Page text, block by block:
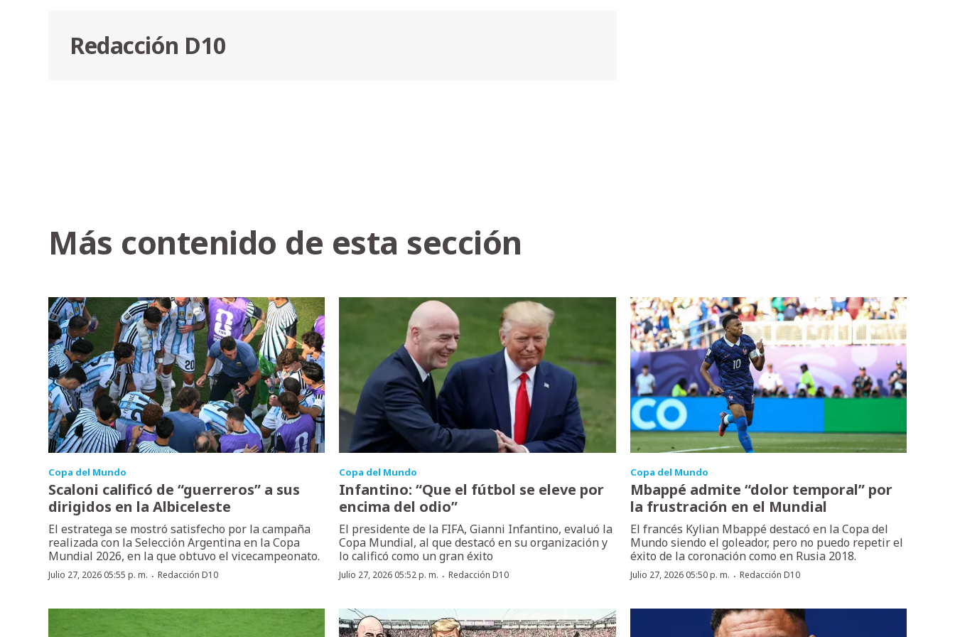
Redacción D10
Más contenido de esta sección
Copa del Mundo
Scaloni calificó de “guerreros” a sus
dirigidos en la Albiceleste
El estratega se mostró satisfecho por la campaña
realizada con la Selección Argentina en la Copa
Mundial 2026, en la que obtuvo el vicecampeonato.
Julio 27, 2026 05:55 p. m. · Redacción D10
Copa del Mundo
Infantino: “Que el fútbol se eleve por
encima del odio”
El presidente de la FIFA, Gianni Infantino, evaluó la
Copa Mundial, al que destacó en su organización y
lo calificó como un gran éxito
Julio 27, 2026 05:52 p. m. ·Redacción D10
Copa del Mundo
Mbappé admite “dolor temporal” por
la frustración en el Mundial
El francés Kylian Mbappé destacó en la Copa del
Mundo siendo el goleador, pero no puedo repetir el
éxito de la coronación como en Rusia 2018.
Julio 27, 2026 05:50 p. m. · Redacción D10